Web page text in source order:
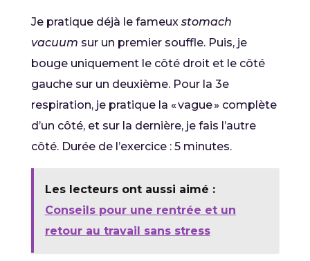
Je pratique déjà le fameux stomach
vacuum sur un premier souffle. Puis, je
bouge uniquement le côté droit et le côté
gauche sur un deuxième. Pour la 3e
respiration, je pratique la « vague » complète
d’un côté, et sur la dernière, je fais l’autre
côté. Durée de l’exercice : 5 minutes.
Les lecteurs ont aussi aimé :
Conseils pour une rentrée et un
retour au travail sans stress